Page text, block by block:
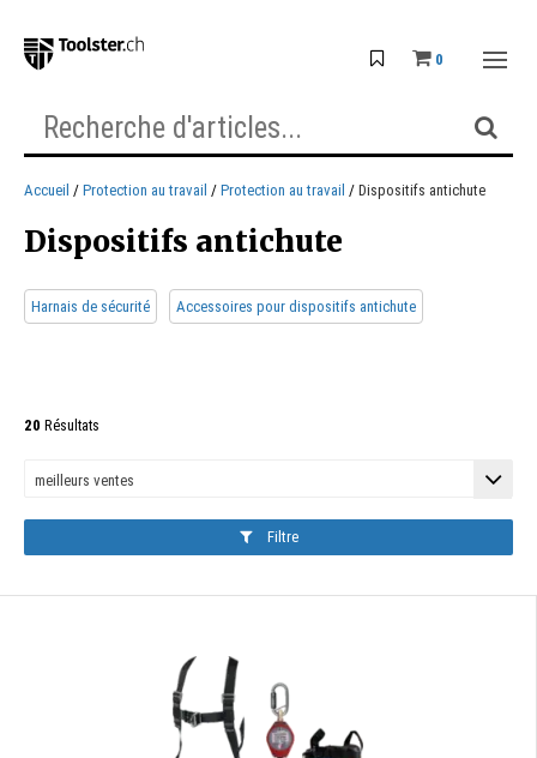
0
Accueil Protection au travail Protection au travail Dispositifs antichute
Dispositifs antichute
Harnais de sécurité Accessoires pour dispositifs antichute
20 Résultats
Filtre